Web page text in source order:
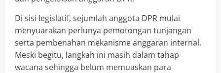
Di sisi legislatif, sejumlah anggota DPR mulai
menyuarakan perlunya pemotongan tunjangan
serta pembenahan mekanisme anggaran internal.
Meski begitu, langkah ini masih dalam tahap
wacana sehingga belum memuaskan para